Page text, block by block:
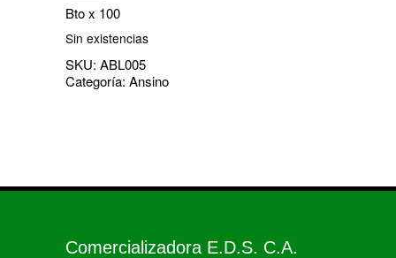
Bto x 100
Sin existencias
SKU: ABL005
Categoría: Ansino
Comercializadora E.D.S. C.A.